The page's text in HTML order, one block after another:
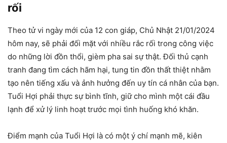
rối
Theo tử vi ngày mới của 12 con giáp, Chủ Nhật 21/01/2024
hôm nay, sẽ phải đối mặt với nhiều rắc rối trong công việc
do những lời đồn thổi, gièm pha sai sự thật. Đối thủ cạnh
tranh đang tìm cách hãm hại, tung tin đồn thất thiệt nhằm
tạo nên tiếng xấu và ảnh hưởng đến uy tín cá nhân của bạn.
Tuổi Hợi phải thực sự bình tĩnh, giữ cho mình một cái đầu
lạnh để xử lý linh hoạt trước mọi tình huống khó khăn.
Điểm mạnh của Tuổi Hợi là có một ý chí mạnh mẽ, kiên